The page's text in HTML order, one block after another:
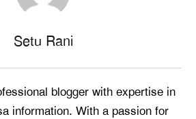
Setu Rani
blogger with expertise in
information. With a passion for